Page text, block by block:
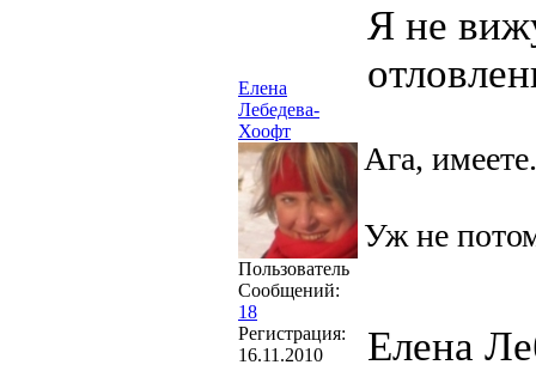
Елена
Лебедева-
Хоофт
Пользователь
Сообщений:
18
Регистрация:
16.11.2010
Я не
Ага,
Уж не
Елена